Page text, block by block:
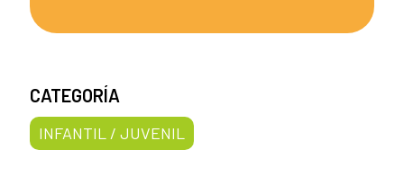
CATEGORÍA
INFANTIL / JUVENIL